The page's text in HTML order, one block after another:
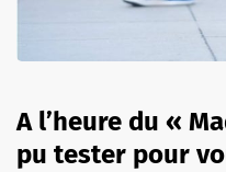
A l’heure du «
pu tester pour